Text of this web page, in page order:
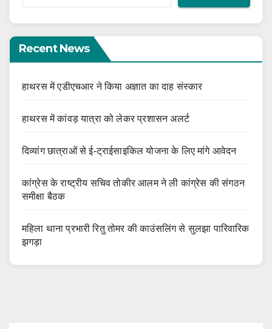
Recent News
हाथरस में एडीएचआर ने किया अज्ञात का दाह संस्कार
हाथरस में कांवड़ यात्रा को लेकर प्रशासन अलर्ट
दिव्यांग छात्राओं से ई-ट्राईसाइकिल योजना के लिए मांगे आवेदन
कांग्रेस के राष्ट्रीय सचिव तोकीर आलम ने ली कांग्रेस की संगठन
समीक्षा बैठक
महिला थाना प्रभारी रितु तोमर की काउंसलिंग से सुलझा पारिवारिक
झगड़ा